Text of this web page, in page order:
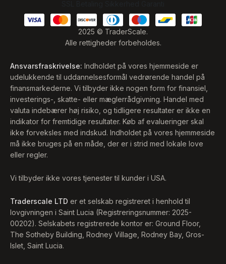
2025 © TraderScale.
Alle rettigheder forbeholdes.
Ansvarsfraskrivelse: Indholdet på vores hjemmeside er
udelukkende til uddannelsesformål vedrørende handel på
finansmarkederne. Vi tilbyder ikke nogen form for finansiel,
investerings-, skatte- eller mæglerrådgivning. Handel med
valuta indebærer høj risiko, og tidligere resultater er ikke en
indikator for fremtidige resultater. Køb af evalueringer skal
ikke forveksles med indskud. Indholdet på vores hjemmeside
må ikke bruges på en måde, der er i strid med lokale love
eller regler.
Vi tilbyder ikke vores tjenester til kunder i USA.
Traderscale LTD er et selskab registreret i henhold til
lovgivningen i Saint Lucia (Registreringsnummer: 2025-
00202). Selskabets registrerede kontor er: Ground Floor,
The Sotheby Building, Rodney Village, Rodney Bay, Gros-
Islet, Saint Lucia.